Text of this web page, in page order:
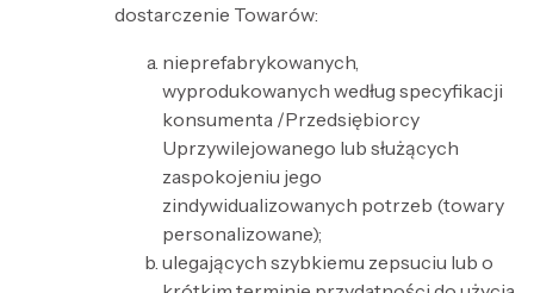
dostarczenie Towarów:
nieprefabrykowanych,
wyprodukowanych według specyfikacji
konsumenta /Przedsiębiorcy
Uprzywilejowanego lub służących
zaspokojeniu jego
zindywidualizowanych potrzeb (towary
personalizowane);
ulegających szybkiemu zepsuciu lub o